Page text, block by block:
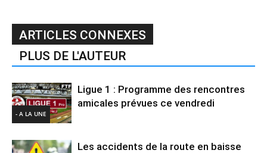
ARTICLES CONNEXES
PLUS DE L'AUTEUR
- A LA UNE
Ligue 1 : Programme des rencontres
amicales prévues ce vendredi
Les accidents de la route en baisse